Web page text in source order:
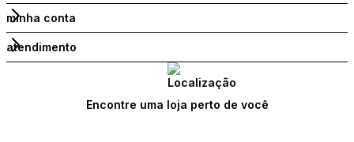
minha conta
atendimento
Encontre uma loja perto de você